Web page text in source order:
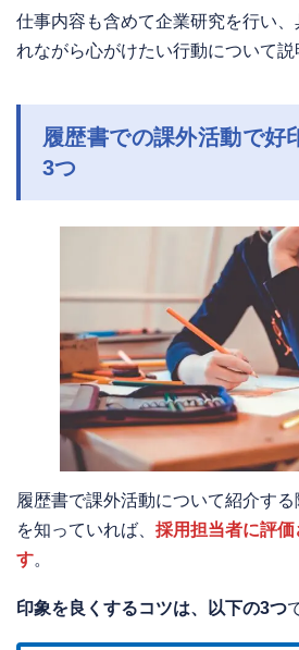
仕事内容も含めて企業研究を行い
れながら心がけたい行動について説
履歴書での課外活動で好
3つ
履歴書で課外活動について紹介す
を知っていれば、 採用担当者に評
す。
印象を良くするコツは、以下の3つ